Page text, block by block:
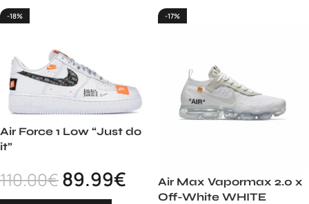
-18%
Air Force 1 Low “Just do
it”
110.00€89.99€
-17%
Air Max Vapormax 2.0 x
Off-White WHITE